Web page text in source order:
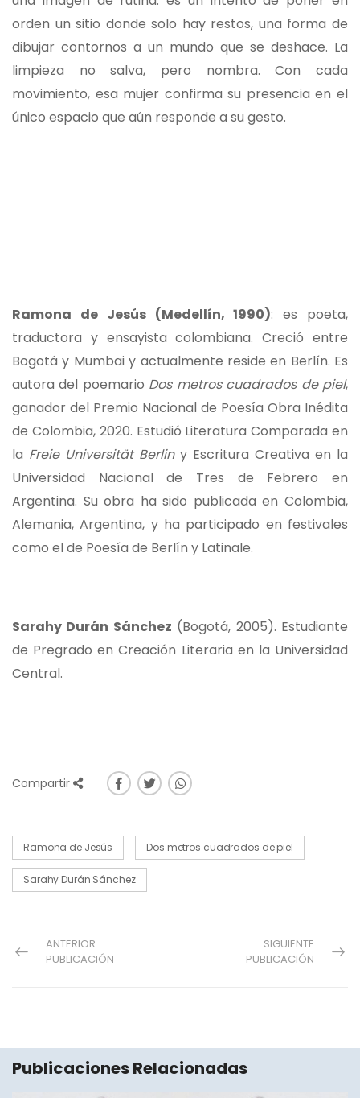
orden un sitio donde solo hay restos, una forma de
dibujar contornos a un mundo que se deshace. La
limpieza no salva, pero nombra. Con cada
movimiento, esa mujer confirma su presencia en el
único espacio que aún responde a su gesto.
Ramona de Jesús (Medellín, 1990): es poeta,
traductora y ensayista colombiana. Creció entre
Bogotá y Mumbai y actualmente reside en Berlín. Es
autora del poemario Dos metros cuadrados de piel,
ganador del Premio Nacional de Poesía Obra Inédita
de Colombia, 2020. Estudió Literatura Comparada en
la Freie Universität Berliny Escritura Creativa en la
Universidad Nacional de Tres de Febrero en
Argentina. Su obra ha sido publicada en Colombia,
Alemania, Argentina, y ha participado en festivales
como el de Poesía de Berlín y Latinale.
Sarahy Durán Sánchez (Bogotá, 2005). Estudiante
de Pregrado en Creación Literaria en la Universidad
Central.
Compartir
Ramona de Jesús Dos metros cuadrados de piel
Sarahy Durán Sánchez
ANTERIOR
PUBLICACIÓN
SIGUIENTE
PUBLICACIÓN
Publicaciones Relacionadas